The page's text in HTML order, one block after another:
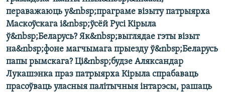
КУЛЬТУРА
КАЛЯНДАР
МОВА
НА ХВАЛЯХ СВАБОДЫ
пераважаюць у&nbsp;праграме візыту патрыярха
Маскоўскага і&nbsp;ўсёй Русі Кірыла
ў&nbsp;Беларусь? Як&nbsp;выглядае гэты візыт
на&nbsp;фоне магчымага прыезду ў&nbsp;Беларусь
папы рымскага? Ці&nbsp;будзе Аляксандар
Лукашэнка праз патрыярха Кірыла спрабаваць
прасоўваць уласныя палітычныя інтарэсы, рашаць